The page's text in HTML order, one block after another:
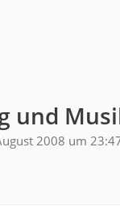
und
2008 um